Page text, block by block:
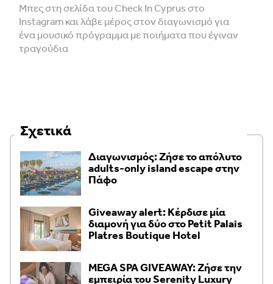
Μπες στη σελίδα του Check In Cyprus στο
Instagram και λάβε μέρος στον διαγωνισμό για
ένα μουσικό πρόγραμμα με ποιήματα που έγιναν
τραγούδια
Σχετικά
Διαγωνισμός: Ζήσε το απόλυτο
adults-only island escape στην
Πάφο
Giveaway alert: Κέρδισε μία
διαμονή για δύο στο Petit Palais
Platres Boutique Hotel
MEGA SPA GIVEAWAY: Ζήσε την
εμπειρία του Serenity Luxury